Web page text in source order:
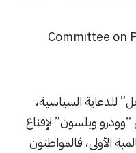
للدعاية السياسية،
“وودرو ويلسون” لإقناع
الأولى، فالمواطنون